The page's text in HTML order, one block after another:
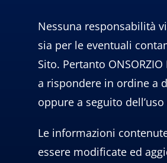
Nessuna responsabilità
sia per le eventuali
Sito. Pertanto ONSORZIO
a rispondere in ordine a
oppure a seguito
Le informazioni
essere modificate ed